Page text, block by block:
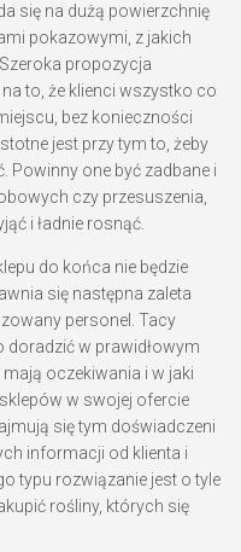
się na dużą powierzchnię
pokazowymi, z jakich
propozycja
to, że klienci wszystko co
bez konieczności
jest przy tym to, żeby
Powinny one być zadbane i
czy przesuszenia,
i ładnie rosnąć.
do końca nie będzie
się następna zaleta
personel. Tacy
w prawidłowym
oczekiwania i w jaki
w swojej ofercie
się tym doświadczeni
informacji od klienta i
typu rozwiązanie jest o tyle
rośliny, których się